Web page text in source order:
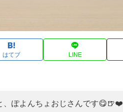
はてブ LINE
ぽよんちょおじさんです😋🍺❤️